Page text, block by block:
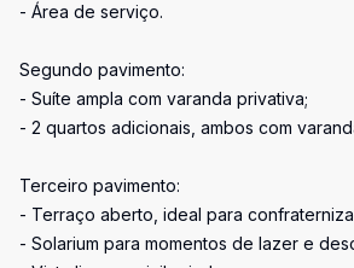
- Área de serviço.
Segundo pavimento:
- Suíte ampla com varanda privativa;
- 2 quartos adicionais, ambos com
Terceiro pavimento:
- Terraço aberto, ideal para
- Solarium para momentos de lazer e